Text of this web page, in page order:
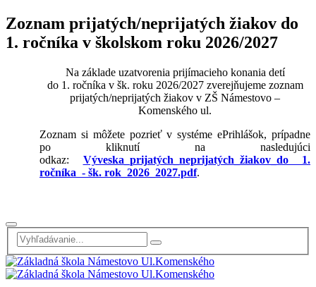
Zoznam prijatých/neprijatých žiakov do
1. ročníka v školskom roku 2026/2027
Na základe uzatvorenia prijímacieho konania detí
do 1. ročníka v šk. roku 2026/2027 zverejňujeme zoznam
prijatých/neprijatých žiakov v ZŠ Námestovo –
Komenského ul.
Zoznam si môžete pozrieť v systéme ePrihlášok, prípadne
po kliknutí na nasledujúci
odkaz: Výveska_prijatých_neprijatých_žiakov_do 1.
ročníka - šk. rok_2026_2027.pdf.